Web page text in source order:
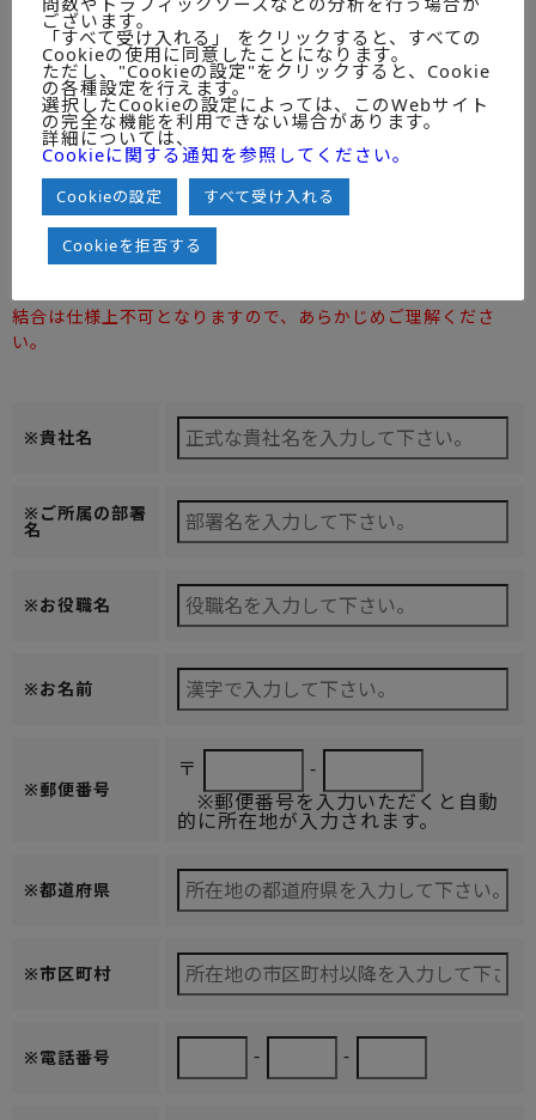
納品方法
◆ご一読のうえ
チェックしてく
ださい。
ZIPファイルもしくはダウンロードリ
ンクで納品させていただきます。※圧縮
ファイルが受信不可である環境の場合
は、備考欄に「圧縮ファイル受信不可」
とご記載ください。
注）お客様の受信可能容量によっては電子ファイルを分割し
て送信するケースが出ることをご了承ください。
結合は仕様上不可となりますので、あらかじめご理解くださ
い。
※貴社名
※ご所属の部署
名
※お役職名
※お名前
※郵便番号
〒
-
※郵便番号を入力いただくと自動
的に所在地が入力されます。
※都道府県
※市区町村
※電話番号 - -
ございます。
「すべて受け入れる」 をクリックすると、すべての
Cookieの使用に同意したことになります。
ただし、"Cookieの設定"をクリックすると、Cookie
の各種設定を行えます。
選択したCookieの設定によっては、このWebサイト
の完全な機能を利用できない場合があります。
詳細については、
Cookieに関する通知を参照してください。
Cookieの設定 すべて受け入れる
Cookieを拒否する